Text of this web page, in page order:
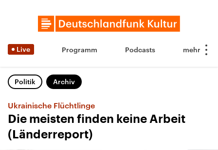
Live Programm Podcasts
Politik Archiv
Ukrainische Flüchtlinge
Die meisten finden keine Arbeit
(Länderreport)